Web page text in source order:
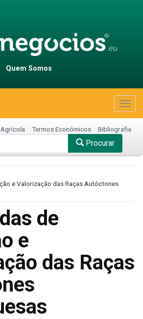
Quem Somos
Termos Económicos Bibliografia
Procurar
e Valorização das Raças Autóctones
de
e
das Raças